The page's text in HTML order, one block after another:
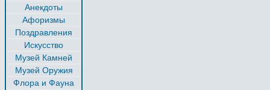
Анекдоты
Афоризмы
Поздравления
Искусство
Музей Камней
Музей Оружия
Флора и Фауна